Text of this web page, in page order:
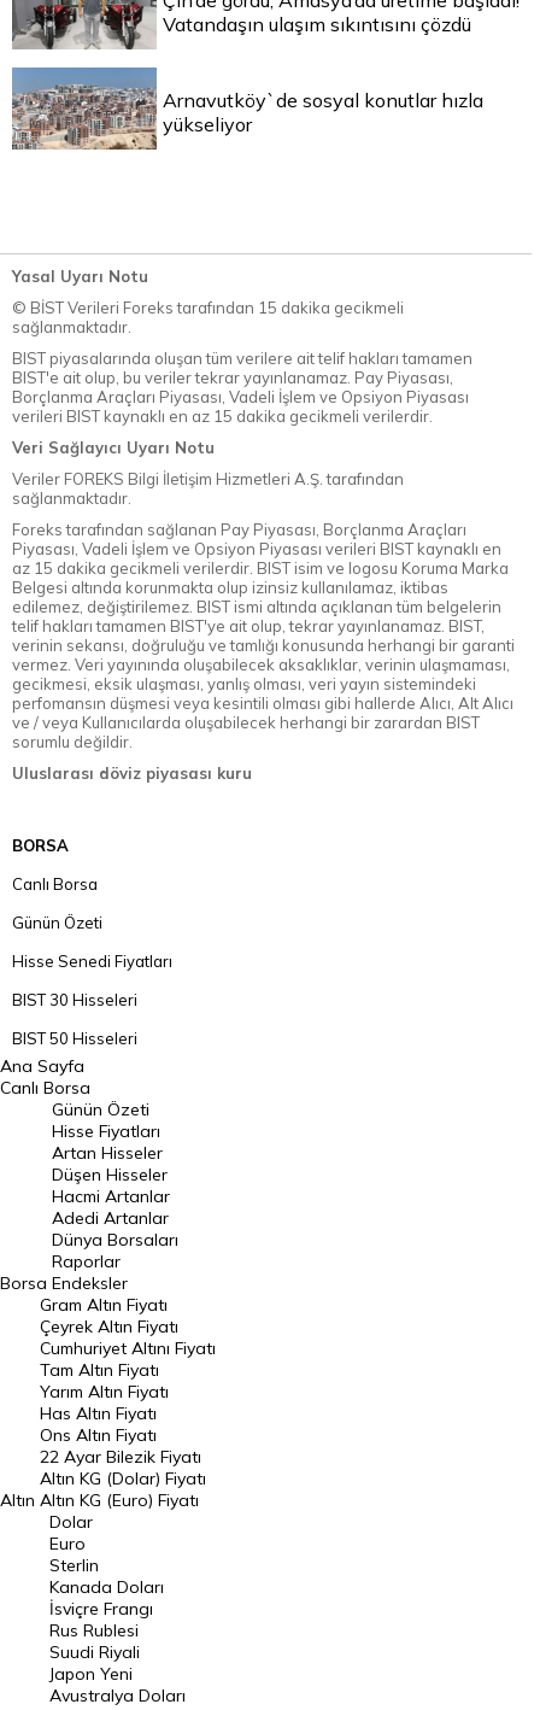
Vatandaşın ulaşım sıkıntısını çözdü
Arnavutköy`de sosyal konutlar hızla
yükseliyor
Yasal Uyarı Notu
© BİST Verileri Foreks tarafından 15 dakika gecikmeli
sağlanmaktadır.
BIST piyasalarında oluşan tüm verilere ait telif hakları tamamen
BIST'e ait olup, bu veriler tekrar yayınlanamaz. Pay Piyasası,
Borçlanma Araçları Piyasası, Vadeli İşlem ve Opsiyon Piyasası
verileri BIST kaynaklı en az 15 dakika gecikmeli verilerdir.
Veri Sağlayıcı Uyarı Notu
Veriler FOREKS Bilgi İletişim Hizmetleri A.Ş. tarafından
sağlanmaktadır.
Foreks tarafından sağlanan Pay Piyasası, Borçlanma Araçları
Piyasası, Vadeli İşlem ve Opsiyon Piyasası verileri BIST kaynaklı en
az 15 dakika gecikmeli verilerdir. BIST isim ve logosu Koruma Marka
Belgesi altında korunmakta olup izinsiz kullanılamaz, iktibas
edilemez, değiştirilemez. BIST ismi altında açıklanan tüm belgelerin
telif hakları tamamen BIST'ye ait olup, tekrar yayınlanamaz. BIST,
verinin sekansı, doğruluğu ve tamlığı konusunda herhangi bir garanti
vermez. Veri yayınında oluşabilecek aksaklıklar, verinin ulaşmaması,
gecikmesi, eksik ulaşması, yanlış olması, veri yayın sistemindeki
perfomansın düşmesi veya kesintili olması gibi hallerde Alıcı, Alt Alıcı
ve / veya Kullanıcılarda oluşabilecek herhangi bir zarardan BIST
sorumlu değildir.
Uluslarası döviz piyasası kuru
BORSA
Canlı Borsa
Günün Özeti
Hisse Senedi Fiyatları
BIST 30 Hisseleri
BIST 50 Hisseleri
BIST 100 Hisseleri
En Çok Artan Hisseler
En Çok Düşen Hisseler
Hacmi Artanlar
Geçmiş Kapanışlar
Dünya Borsaları
Raporlar
Endeksler
DÖVİZ
Döviz Kuru
Dolar Kuru
Euro Kuru
Pound Kuru
Frank Kuru
Riyal Kuru
Avustralya Doları
Ana Sayfa
Canlı Borsa
Borsa
Günün Özeti
Hisse Fiyatları
Artan Hisseler
Düşen Hisseler
Hacmi Artanlar
Adedi Artanlar
Dünya Borsaları
Raporlar
Endeksler
Altın
Gram Altın Fiyatı
Çeyrek Altın Fiyatı
Cumhuriyet Altını Fiyatı
Tam Altın Fiyatı
Yarım Altın Fiyatı
Has Altın Fiyatı
Ons Altın Fiyatı
22 Ayar Bilezik Fiyatı
Altın KG (Dolar) Fiyatı
Altın KG (Euro) Fiyatı
Dolar
Euro
Sterlin
Kanada Doları
İsviçre Frangı
Rus Rublesi
Suudi Riyali
Japon Yeni
Avustralya Doları